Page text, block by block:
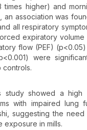
higher) and
an association was
all respiratory
expiratory
flow (PEF)
were
controls.
study showed a high
with impaired lung
suggesting the
exposure in mills.